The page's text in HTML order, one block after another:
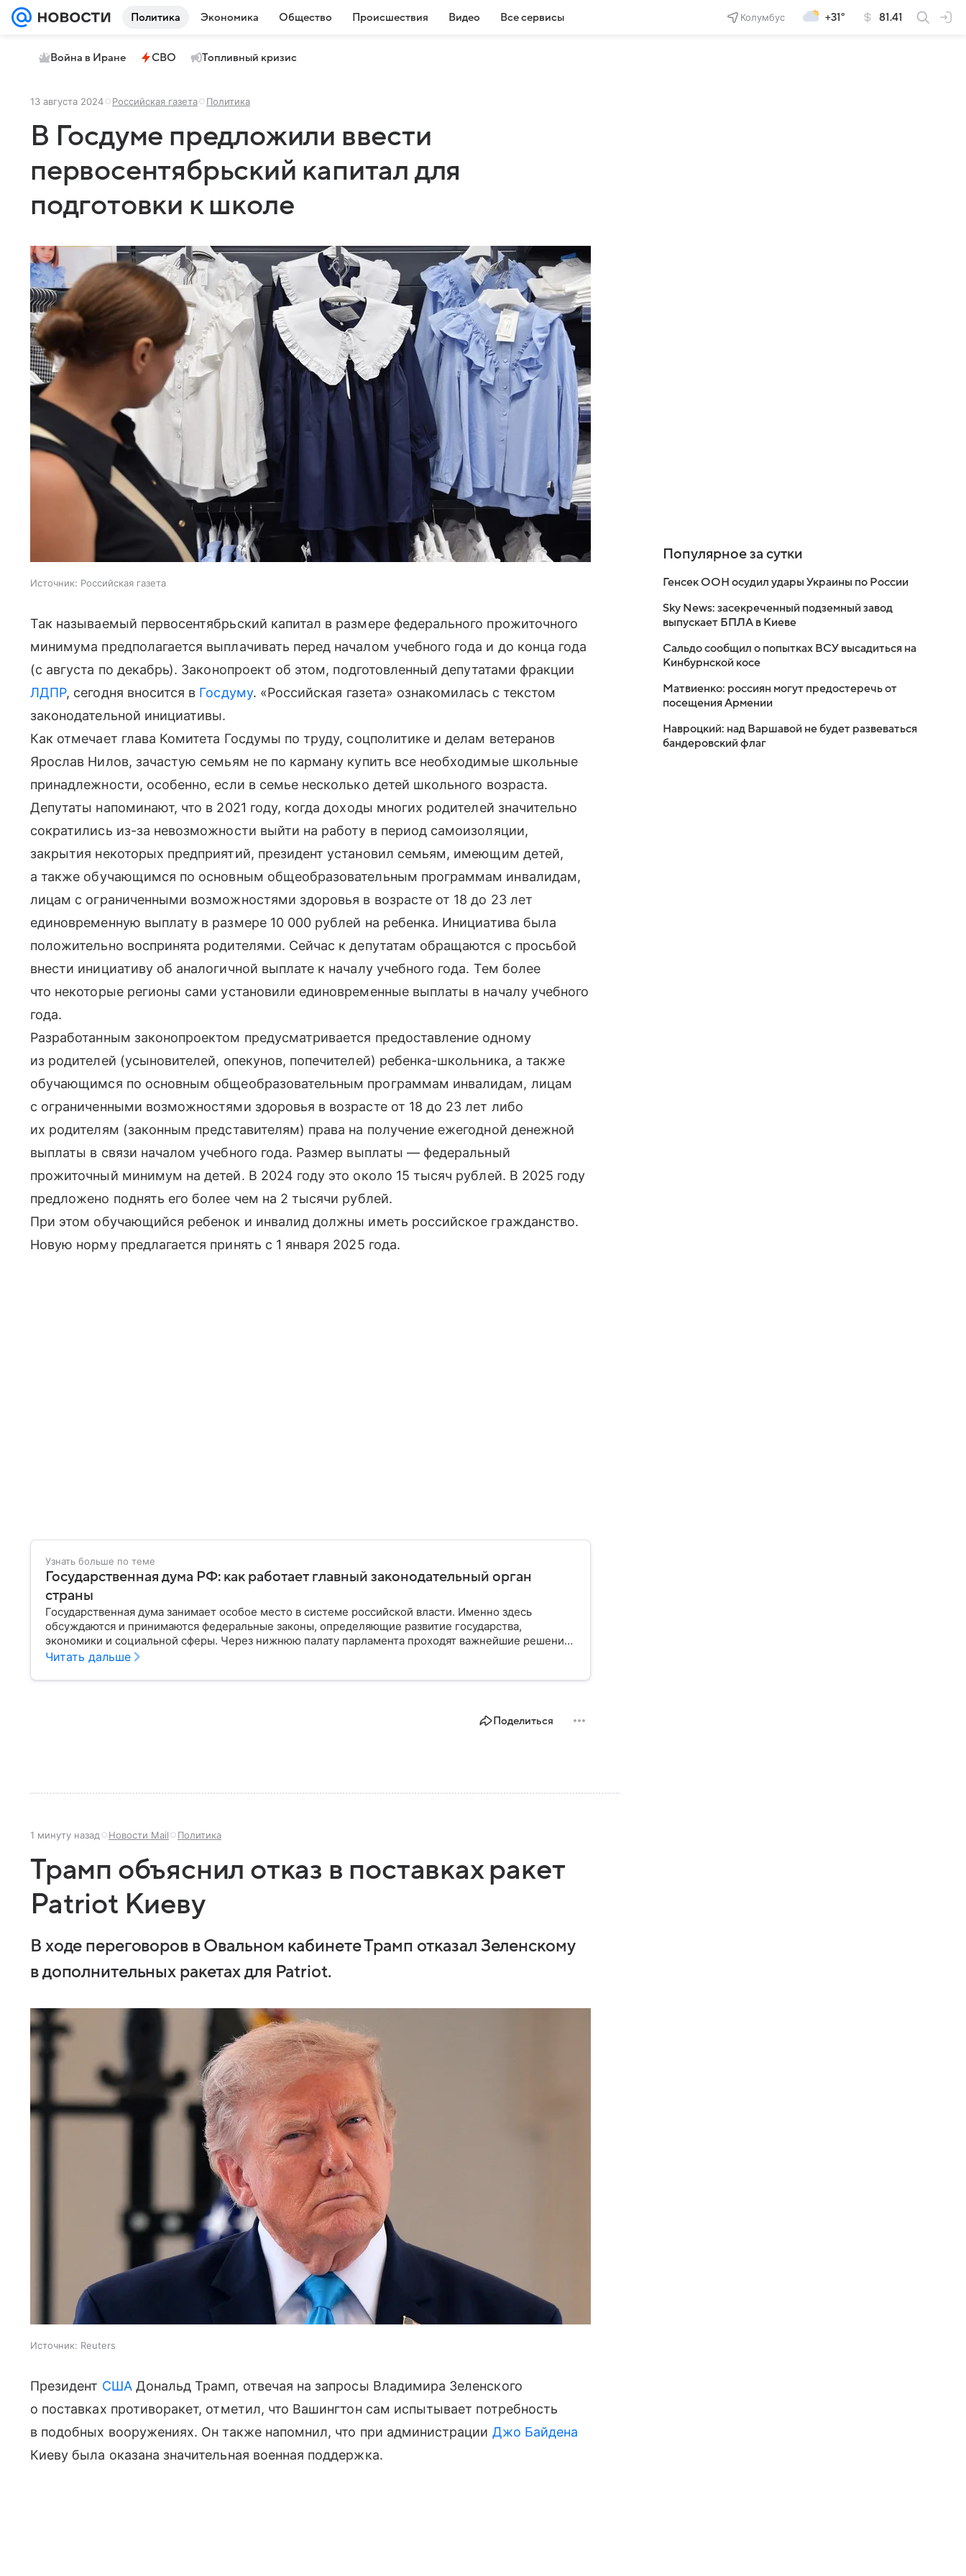
Политика Экономика Общество Происшествия Видео Все сервисы Колумбус +31° 81.41
Война в Иране СВО Топливный кризис
13 августа 2024 Российская газета Политика
В Госдуме предложили ввести
первосентябрьский капитал для
подготовки к школе
Источник: Российская газета
Так называемый первосентябрьский капитал в размере федерального прожиточного
минимума предполагается выплачивать перед началом учебного года и до конца года
(с августа по декабрь). Законопроект об этом, подготовленный депутатами фракции
ЛДПР, сегодня вносится в Госдуму. «Российская газета» ознакомилась с текстом
законодательной инициативы.
Как отмечает глава Комитета Госдумы по труду, соцполитике и делам ветеранов
Ярослав Нилов, зачастую семьям не по карману купить все необходимые школьные
принадлежности, особенно, если в семье несколько детей школьного возраста.
Депутаты напоминают, что в 2021 году, когда доходы многих родителей значительно
сократились из-за невозможности выйти на работу в период самоизоляции,
закрытия некоторых предприятий, президент установил семьям, имеющим детей,
а также обучающимся по основным общеобразовательным программам инвалидам,
лицам с ограниченными возможностями здоровья в возрасте от 18 до 23 лет
единовременную выплату в размере 10 000 рублей на ребенка. Инициатива была
положительно воспринята родителями. Сейчас к депутатам обращаются с просьбой
внести инициативу об аналогичной выплате к началу учебного года. Тем более
что некоторые регионы сами установили единовременные выплаты в началу учебного
года.
Разработанным законопроектом предусматривается предоставление одному
из родителей (усыновителей, опекунов, попечителей) ребенка-школьника, а также
обучающимся по основным общеобразовательным программам инвалидам, лицам
с ограниченными возможностями здоровья в возрасте от 18 до 23 лет либо
их родителям (законным представителям) права на получение ежегодной денежной
выплаты в связи началом учебного года. Размер выплаты — федеральный
прожиточный минимум на детей. В 2024 году это около 15 тысяч рублей. В 2025 году
предложено поднять его более чем на 2 тысячи рублей.
При этом обучающийся ребенок и инвалид должны иметь российское гражданство.
Новую норму предлагается принять с 1 января 2025 года.
Узнать больше по теме
Государственная дума РФ: как работает главный законодательный орган
страны
Государственная дума занимает особое место в системе российской власти. Именно здесь
обсуждаются и принимаются федеральные законы, определяющие развитие государства,
экономики и социальной сферы. Через нижнюю палату парламента проходят важнейшие решения,
затрагивающие жизнь миллионов граждан. Разбираемся, как устроена Госдума, какие полномочия
Читать дальше
Поделиться
1 минуту назад Новости Mail Политика
Трамп объяснил отказ в поставках ракет
Patriot Киеву
В ходе переговоров в Овальном кабинете Трамп отказал Зеленскому
в дополнительных ракетах для Patriot.
Источник: Reuters
Президент СШАДональд Трамп, отвечая на запросы Владимира Зеленского
о поставках противоракет, отметил, что Вашингтон сам испытывает потребность
в подобных вооружениях. Он также напомнил, что при администрации Джо Байдена
Киеву была оказана значительная военная поддержка.
Популярное за сутки
Генсек ООН осудил удары Украины по России
Sky News: засекреченный подземный завод
выпускает БПЛА в Киеве
Сальдо сообщил о попытках ВСУ высадиться на
Кинбурнской косе
Матвиенко: россиян могут предостеречь от
посещения Армении
Навроцкий: над Варшавой не будет развеваться
бандеровский флаг